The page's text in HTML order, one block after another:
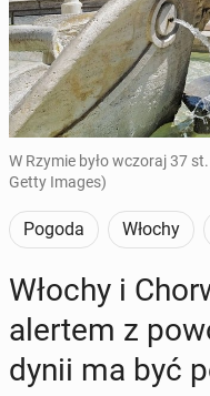
W Rzymie było wczoraj 37
Getty Images)
Pogoda Włochy
Włochy i
alertem z
dy­nii ma być